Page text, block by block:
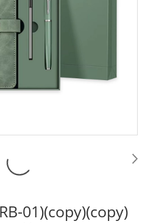
01)(copy)(copy)